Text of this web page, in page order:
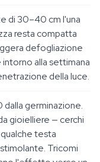
di 30–40 cm l'una
resta compatta
defogliazione
alla settimana
della luce.
dalla germinazione.
gioielliere — cerchi
testa
Tricomi